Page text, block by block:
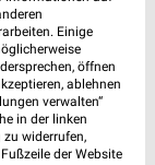
Einige
öffnen
ablehnen
verwalten“
in der linken
zu widerrufen,
der Website